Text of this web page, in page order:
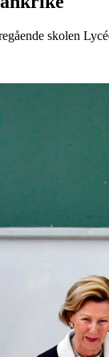
skolen